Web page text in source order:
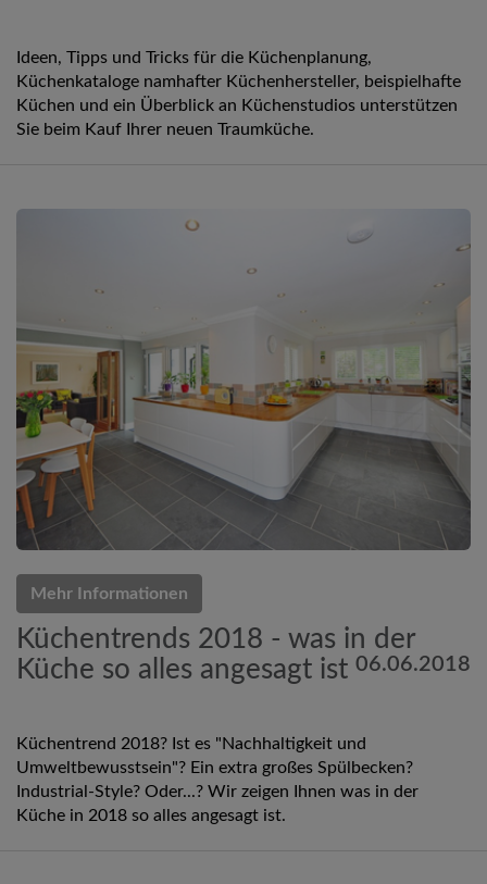
Ideen, Tipps und Tricks für die Küchenplanung,
Küchenkataloge namhafter Küchenhersteller, beispielhafte
Küchen und ein Überblick an Küchenstudios unterstützen
Sie beim Kauf Ihrer neuen Traumküche.
Mehr Informationen
Küchentrends 2018 - was in der
Küche so alles angesagt ist 06.06.2018
Küchentrend 2018? Ist es "Nachhaltigkeit und
Umweltbewusstsein"? Ein extra großes Spülbecken?
Industrial-Style? Oder...? Wir zeigen Ihnen was in der
Küche in 2018 so alles angesagt ist.